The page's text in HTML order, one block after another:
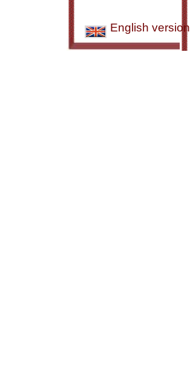
English version